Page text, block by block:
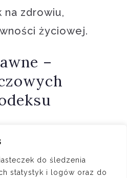
do śledzenia
statystyk i logów oraz do
na zdrowiu,
życiowej.
–
mechanizmów
i